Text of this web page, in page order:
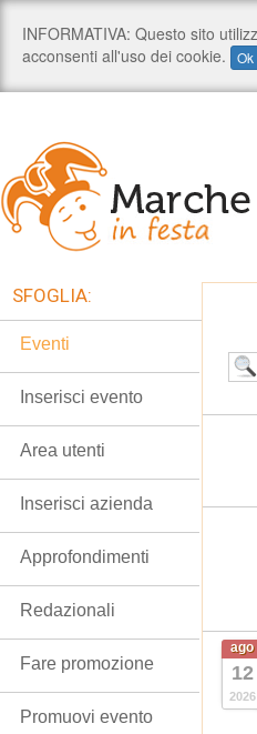
ago
12
2026
SFOGLIA:
Eventi
Inserisci evento
Area utenti
Inserisci azienda
Approfondimenti
Redazionali
Fare promozione
Promuovi evento